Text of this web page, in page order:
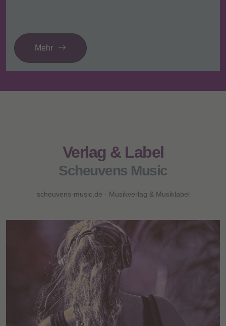
Mehr
Verlag & Label
Scheuvens Music
scheuvens-music.de - Musikverlag & Musiklabel